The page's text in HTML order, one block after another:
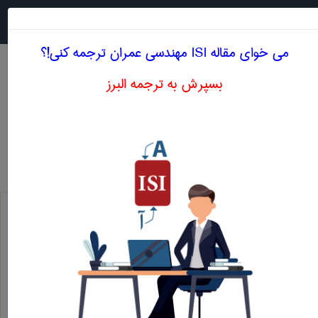
معادل انگلیسی کرنش عرضی
مهندسی عمران
کرنش عرضی
می خوای مقاله ISI مهندسی عمران ترجمه کنی!؟
بسپرش به ترجمه البرز